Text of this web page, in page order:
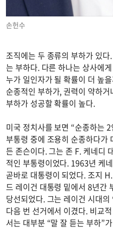
손헌수
조직에는 두 종류의 부하가 있
는 부하다. 다른 하나는 상사에
누가 일인자가 될 확률이 더 높
순종적인 부하가, 권력이 약하
부하가 성공할 확률이 높다.
미국 정치사를 보면 “순종하는
부통령 중에 조용히 순종하다가
든 존슨이다. 그는 존 F. 케네디
적인 부통령이었다. 1963년 케
곧바로 대통령이 되었다. 조지
드 레이건 대통령 밑에서 8년간
당선되었다. 그는 레이건 시대
다음 번 선거에서 이겼다. 비교
서는 대부분 “말 잘 듣는 부하”